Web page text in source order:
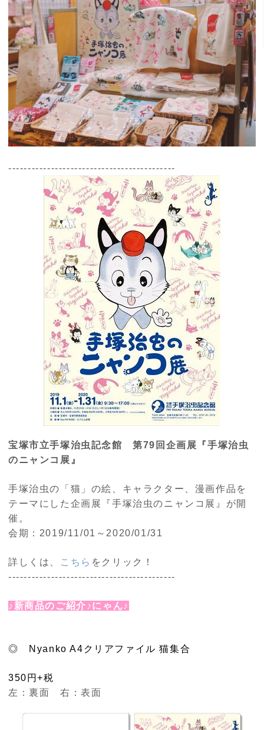
-------------------------------------------
宝塚市立手塚治虫記念館 第79回企画展 『手塚治虫
のニャンコ展』
手塚治虫の「猫」の絵、キャラクター、漫画作品を
テーマにした企画展『手塚治虫のニャンコ展』が開
催。
会期：2019/11/01～2020/01/31
詳しくは、 こちら をクリック！
-------------------------------------------
♪新商品のご紹介♪にゃん♪
◎ Nyanko A4クリアファイル 猫集合
350円+税
左：裏面 右：表面